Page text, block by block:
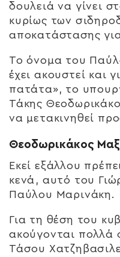
δουλειά να γίνει
κυρίως των
αποκατάστασης
Το όνομα του
έχει ακουστεί και
πατάτα», το
Τάκης
να μετακινηθεί
Θεοδωρικάκος
Εκεί εξάλλου
κενά, αυτό του
Παύλου Μαρινάκη.
Για τη θέση του
ακούγονται πολλά
Τάσου